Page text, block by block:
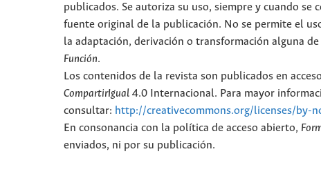
publicados. Se autoriza su uso, siempre y cuando
fuente original de la publicación. No se permite el
la adaptación, derivación o transformación alguna
Función.
Los contenidos de la revista son publicados en
CompartirIgual 4.0 Internacional. Para mayor
consultar: http://creativecommons.org/licenses/by-
En consonancia con la política de acceso abierto,
enviados, ni por su publicación.